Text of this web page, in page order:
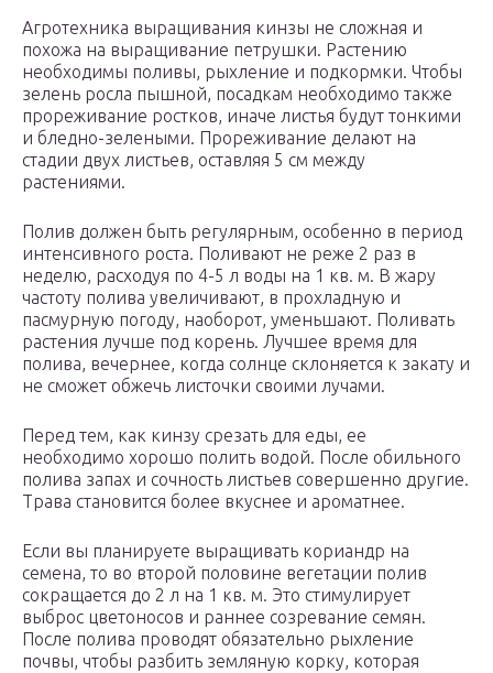
Агротехника выращивания кинзы не сложная и
похожа на выращивание петрушки. Растению
необходимы поливы, рыхление и подкормки. Чтобы
зелень росла пышной, посадкам необходимо также
прореживание ростков, иначе листья будут тонкими
и бледно-зелеными. Прореживание делают на
стадии двух листьев, оставляя 5 см между
растениями.
Полив должен быть регулярным, особенно в период
интенсивного роста. Поливают не реже 2 раз в
неделю, расходуя по 4-5 л воды на 1 кв. м. В жару
частоту полива увеличивают, в прохладную и
пасмурную погоду, наоборот, уменьшают. Поливать
растения лучше под корень. Лучшее время для
полива, вечернее, когда солнце склоняется к закату и
не сможет обжечь листочки своими лучами.
Перед тем, как кинзу срезать для еды, ее
необходимо хорошо полить водой. После обильного
полива запах и сочность листьев совершенно другие.
Трава становится более вкуснее и ароматнее.
Если вы планируете выращивать кориандр на
семена, то во второй половине вегетации полив
сокращается до 2 л на 1 кв. м. Это стимулирует
выброс цветоносов и раннее созревание семян.
После полива проводят обязательно рыхление
почвы, чтобы разбить земляную корку, которая